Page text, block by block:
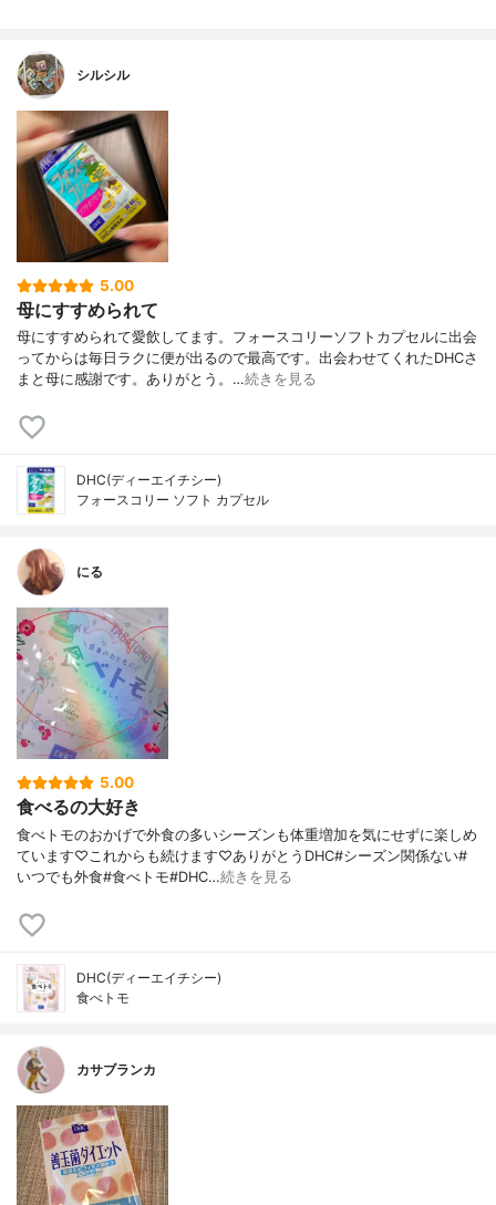
シルシル
5.00
母にすすめられて
母にすすめられて愛飲してます。フォースコリーソフトカプセルに出会
ってからは毎日ラクに便が出るので最高です。出会わせてくれたDHCさ
まと母に感謝です。ありがとう。…続きを見る
DHC(ディーエイチシー)
フォースコリー ソフト カプセル
にる
5.00
食べるの大好き
食べトモのおかげで外食の多いシーズンも体重増加を気にせずに楽しめ
ています♡これからも続けます♡ありがとうDHC#シーズン関係ない#
いつでも外食#食べトモ#DHC…続きを見る
DHC(ディーエイチシー)
食べトモ
カサブランカ